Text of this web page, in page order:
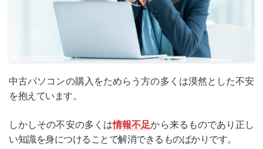
中古パソコンの購入をためらう方の多くは漠然とした不安
を抱えています。
しかしその不安の多くは情報不足から来るものであり正し
い知識を身につけることで解消できるものばかりです。